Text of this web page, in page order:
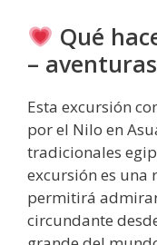
Qué
–
Esta excursión
por el Nilo en
tradicionales
excursión es una
permitirá
circundante